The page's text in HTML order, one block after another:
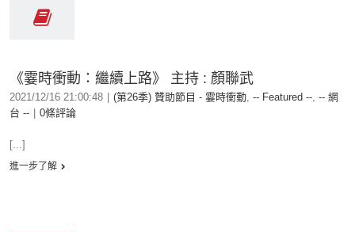
《霎時衝動：繼續上路》 主持 : 顏聯武
2021/12/16 21:00:48 (第26季) 贊助節目 - 霎時衝動, -- Featured --, -- 網
台 --
0條評論
[...]
進一步了解